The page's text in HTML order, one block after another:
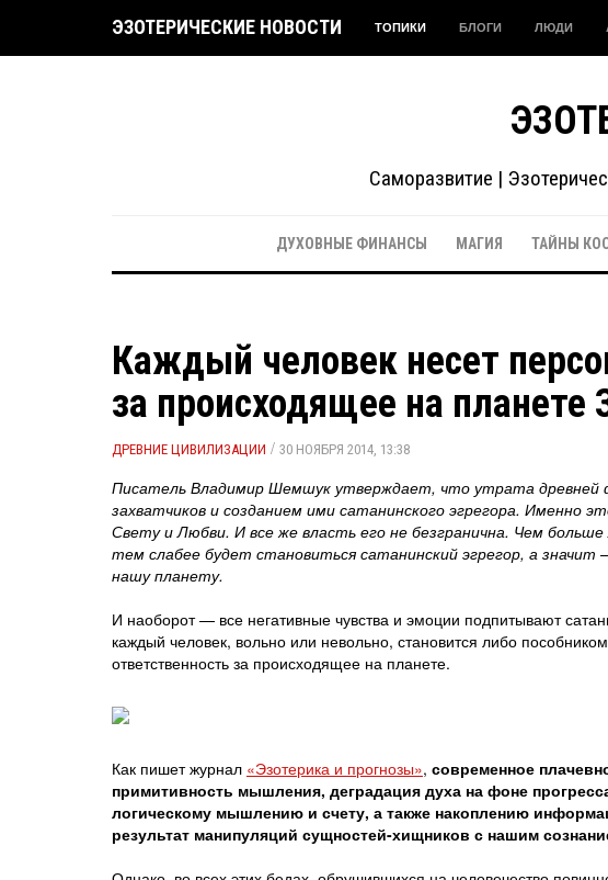
ЭЗОТЕРИЧЕСКИЕ НОВОСТИ ТОПИКИ БЛОГИ ЛЮДИ
Саморазвитие |
ДУХОВНЫЕ ФИНАНСЫ МАГИЯ ТАЙНЫ
Каждый человек несет
за происходящее на планете
ДРЕВНИЕ ЦИВИЛИЗАЦИИ / 30 НОЯБРЯ 2014, 13:38
Писатель Владимир Шемшук утверждает, что утрата древней
захватчиков и созданием ими сатанинского эгрегора.
Свету и Любви. И все же власть его не безгранична. Чем
тем слабее будет становиться сатанинский эгрегор, а
нашу планету.
И наоборот — все негативные чувства и эмоции подпитывают
каждый человек, вольно или невольно, становится либо
ответственность за происходящее на планете.
Как пишет журнал «Эзотерика и прогнозы», современное
примитивность мышления, деградация духа на фоне
логическому мышлению и счету, а также накоплению
результат манипуляций сущностей-хищников с нашим